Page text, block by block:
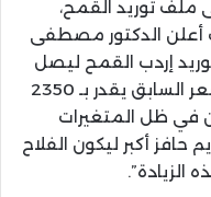
ملف توريد القمح،
أعلن الدكتور مصطفى
إردب القمح ليصل
إلى 2500 جنيه، قائلاً: “لقد كان السعر السابق يقدر بـ 2350
في ظل المتغيرات
حافز أكبر ليكون الفلاح